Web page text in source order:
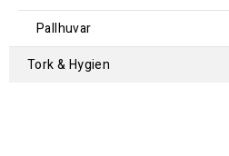
Pallhuvar
Tork & Hygien